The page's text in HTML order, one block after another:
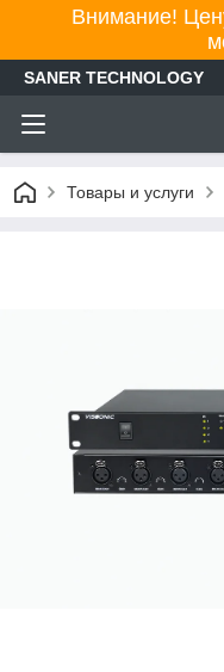
Внимание!
SANER TECHNOLOGY
Товары и услуги